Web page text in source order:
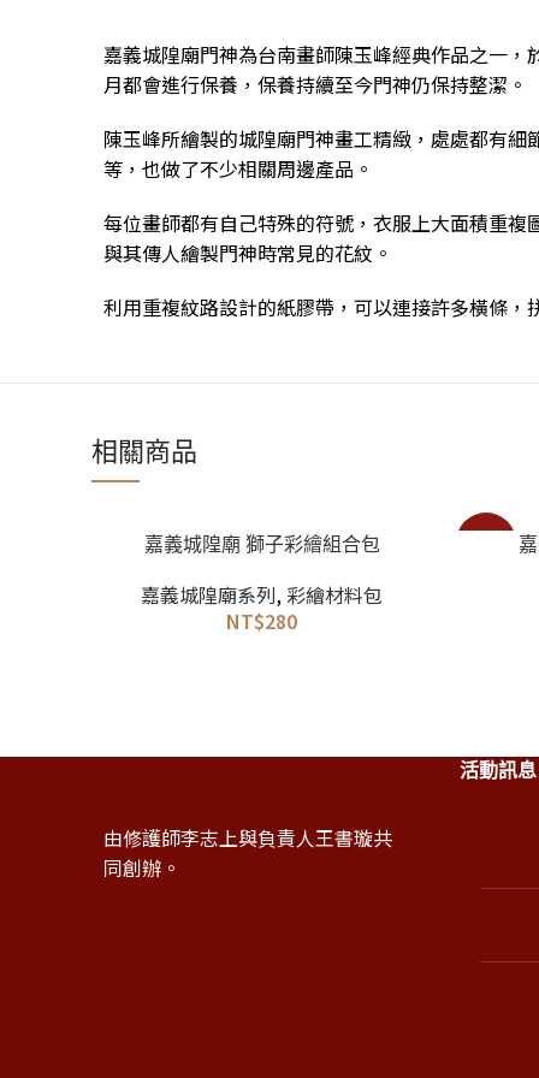
嘉義城隍廟門神為台南畫師陳玉峰經典作品之一
月都會進行保養，保養持續至今門神仍保持整潔。
陳玉峰所繪製的城隍廟門神畫工精緻，處處都有
等，也做了不少相關周邊產品。
每位畫師都有自己特殊的符號，衣服上大面積重
與其傳人繪製門神時常見的花紋。
利用重複紋路設計的紙膠帶，可以連接許多橫條
相關商品
加入購物車嘉義城隍廟 獅子彩繪組合包
嘉義城隍廟系列, 彩繪材料包
NT$280
由修護師李志上與負責人王書璇共
同創辦。
活動訊息